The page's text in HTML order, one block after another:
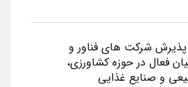
پذیرش شرکت های فناور و
فعال در حوزه کشاورزی،
و صنایع غذایی